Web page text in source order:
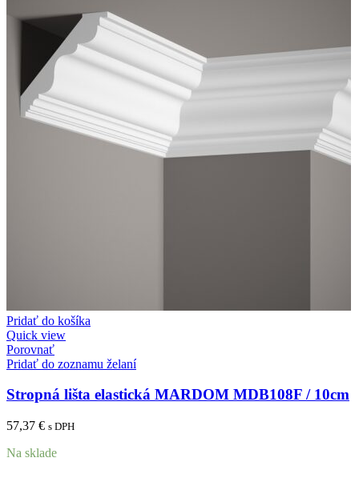
Pridať do košíka
Quick view
Porovnať
Pridať do zoznamu želaní
Stropná lišta elastická MARDOM MDB108F / 10cm
57,37 € s DPH
Na sklade